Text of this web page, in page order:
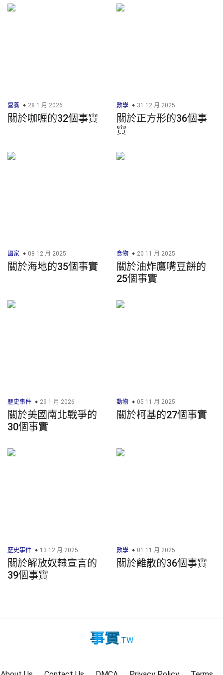
營養 28 1 月 2026
關於咖喱的32個事實
數學 31 12 月 2025
關於正方形的36個事
實
國家 08 12 月 2025
關於海地的35個事實
食物 20 11 月 2025
關於油炸鷹嘴豆餅的
25個事實
歷史事件 29 1 月 2026
關於美國南北戰爭的
30個事實
動物 05 11 月 2025
關於柯基的27個事實
歷史事件 13 12 月 2025
關於解放奴隸宣言的
39個事實
數學 01 11 月 2025
關於離散的36個事實
事實.TW